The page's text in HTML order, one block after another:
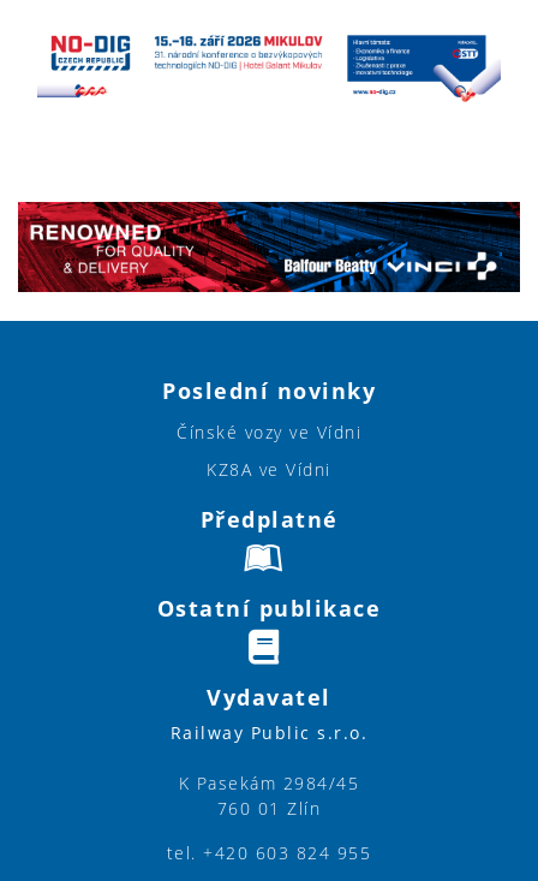
Poslední novinky
Čínské vozy ve Vídni
KZ8A ve Vídni
Předplatné
Ostatní publikace
Vydavatel
Railway Public s.r.o.
K Pasekám 2984/45
760 01 Zlín
tel. +420 603 824 955